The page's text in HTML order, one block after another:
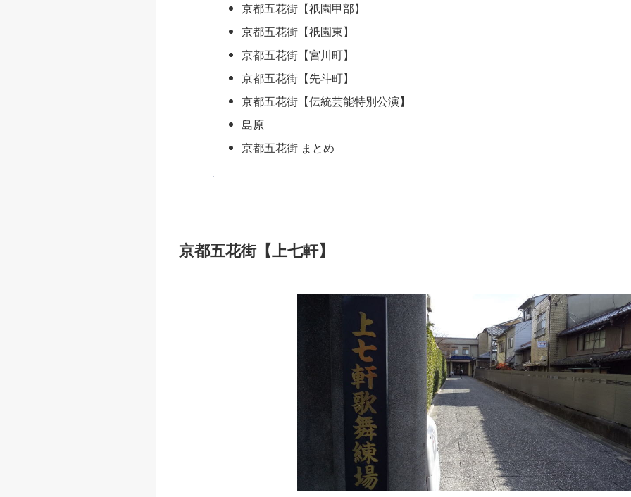
京都五花街【祇園甲部】
京都五花街【祇園東】
京都五花街【宮川町】
京都五花街【先斗町】
京都五花街【伝統芸能特別公演】
島原
京都五花街 まとめ
京都五花街【上七軒】